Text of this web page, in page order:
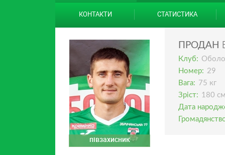
КОНТАКТИ СТАТИСТИКА
півзахисник
ПРОДАН
Клуб:
Номер: 29
Вага: 75 кг
Зріст: 180
Дата